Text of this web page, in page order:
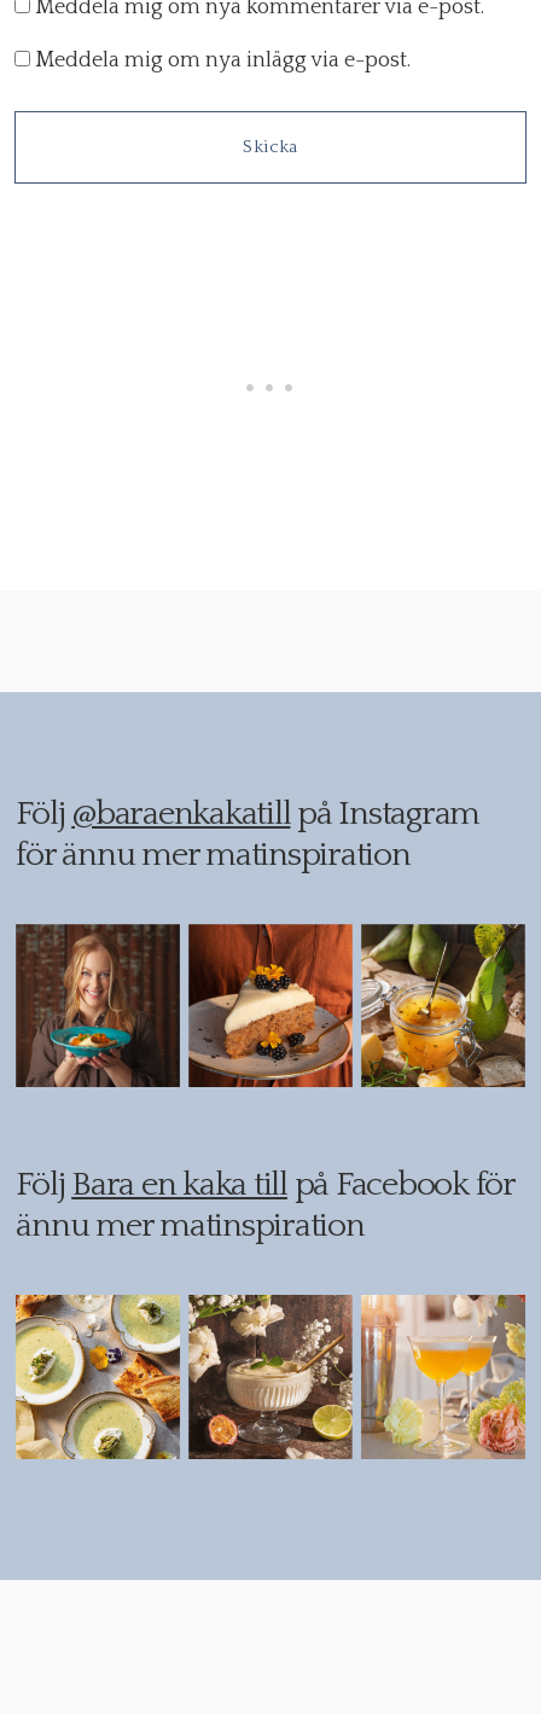
Meddela mig om nya kommentarer via e-post.
Meddela mig om nya inlägg via e-post.
Följ @baraenkakatillpå Instagram
för ännu mer matinspiration
Följ Bara en kaka tillpå Facebook för
ännu mer matinspiration